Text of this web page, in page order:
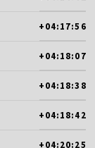
+04:17:56
+04:18:07
+04:18:38
+04:18:42
+04:20:25